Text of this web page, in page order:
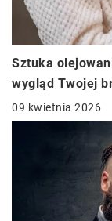
Sztuka
wygląd Twojej
09 kwietnia 2026